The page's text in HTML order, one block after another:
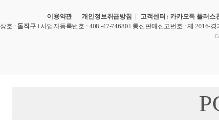
이용약관 |개인정보취급방침 | 고객센터 : 카카오톡 플러스
상호 : 돌직구 l사업자등록번호 : 408 -47-74680 l 통신판매신고번호 : 제 2016-